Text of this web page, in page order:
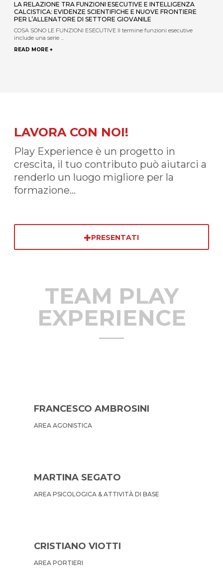
LA RELAZIONE TRA FUNZIONI ESECUTIVE E INTELLIGENZA
CALCISTICA: EVIDENZE SCIENTIFICHE E NUOVE FRONTIERE
PER L’ALLENATORE DI SETTORE GIOVANILE
COSA SONO LE FUNZIONI ESECUTIVE Il termine funzioni esecutive
include una serie ...
READ MORE +
LAVORA CON NOI!
Play Experience è un progetto in
crescita, il tuo contributo può aiutarci a
renderlo un luogo migliore per la
formazione...
PRESENTATI
TEAM PLAY
EXPERIENCE
FRANCESCO AMBROSINI
AREA AGONISTICA
MARTINA SEGATO
AREA PSICOLOGICA & ATTIVITÀ DI BASE
CRISTIANO VIOTTI
AREA PORTIERI